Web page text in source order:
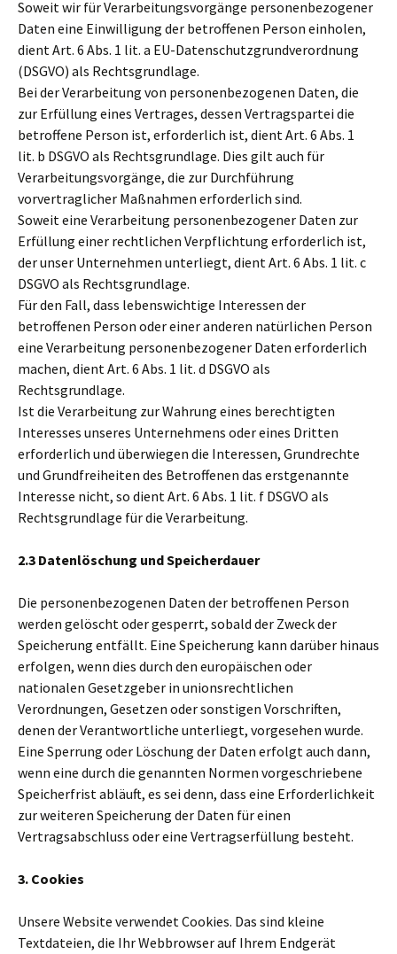
Soweit wir für Verarbeitungsvorgänge personenbezogener
Daten eine Einwilligung der betroffenen Person einholen,
dient Art. 6 Abs. 1 lit. a EU-Datenschutzgrundverordnung
(DSGVO) als Rechtsgrundlage.
Bei der Verarbeitung von personenbezogenen Daten, die
zur Erfüllung eines Vertrages, dessen Vertragspartei die
betroffene Person ist, erforderlich ist, dient Art. 6 Abs. 1
lit. b DSGVO als Rechtsgrundlage. Dies gilt auch für
Verarbeitungsvorgänge, die zur Durchführung
vorvertraglicher Maßnahmen erforderlich sind.
Soweit eine Verarbeitung personenbezogener Daten zur
Erfüllung einer rechtlichen Verpflichtung erforderlich ist,
der unser Unternehmen unterliegt, dient Art. 6 Abs. 1 lit. c
DSGVO als Rechtsgrundlage.
Für den Fall, dass lebenswichtige Interessen der
betroffenen Person oder einer anderen natürlichen Person
eine Verarbeitung personenbezogener Daten erforderlich
machen, dient Art. 6 Abs. 1 lit. d DSGVO als
Rechtsgrundlage.
Ist die Verarbeitung zur Wahrung eines berechtigten
Interesses unseres Unternehmens oder eines Dritten
erforderlich und überwiegen die Interessen, Grundrechte
und Grundfreiheiten des Betroffenen das erstgenannte
Interesse nicht, so dient Art. 6 Abs. 1 lit. f DSGVO als
Rechtsgrundlage für die Verarbeitung.
2.3 Datenlöschung und Speicherdauer
Die personenbezogenen Daten der betroffenen Person
werden gelöscht oder gesperrt, sobald der Zweck der
Speicherung entfällt. Eine Speicherung kann darüber hinaus
erfolgen, wenn dies durch den europäischen oder
nationalen Gesetzgeber in unionsrechtlichen
Verordnungen, Gesetzen oder sonstigen Vorschriften,
denen der Verantwortliche unterliegt, vorgesehen wurde.
Eine Sperrung oder Löschung der Daten erfolgt auch dann,
wenn eine durch die genannten Normen vorgeschriebene
Speicherfrist abläuft, es sei denn, dass eine Erforderlichkeit
zur weiteren Speicherung der Daten für einen
Vertragsabschluss oder eine Vertragserfüllung besteht.
3. Cookies
Unsere Website verwendet Cookies. Das sind kleine
Textdateien, die Ihr Webbrowser auf Ihrem Endgerät